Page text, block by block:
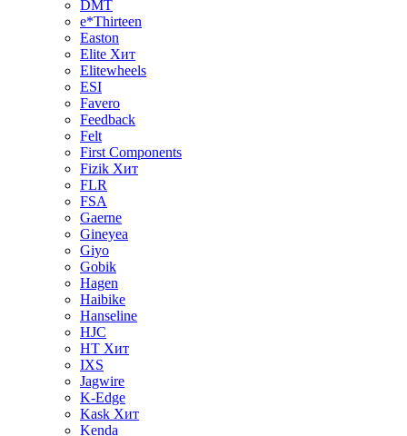
DMT
e*Thirteen
Easton
Elite Хит
Elitewheels
ESI
Favero
Feedback
Felt
First Components
Fizik Хит
FLR
FSA
Gaerne
Gineyea
Giyo
Gobik
Hagen
Haibike
Hanseline
HJC
HT Хит
IXS
Jagwire
K-Edge
Kask Хит
Kenda